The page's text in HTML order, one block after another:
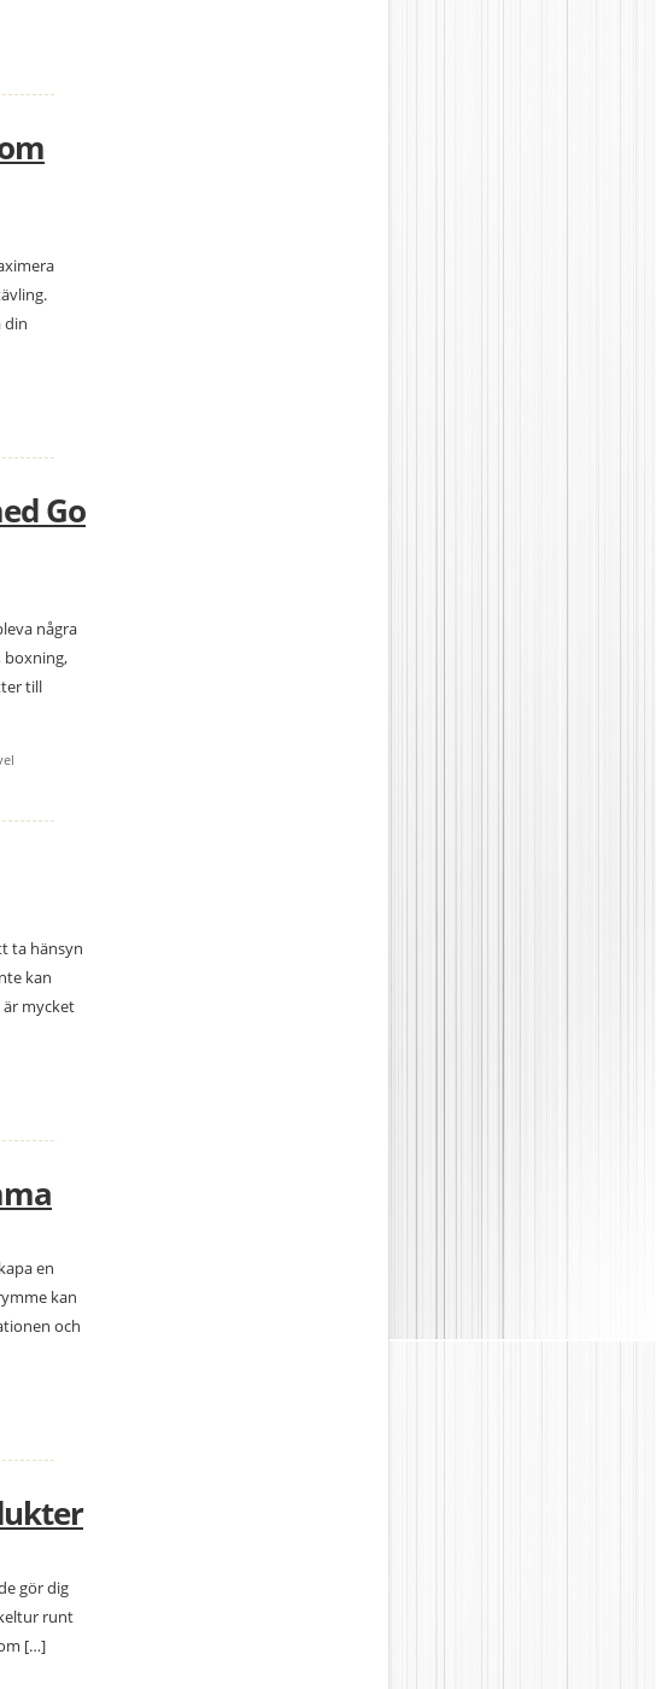
din
Go
några
boxning,
till
ta hänsyn
kan
mycket
en
kan
och
gör dig
runt
[…]